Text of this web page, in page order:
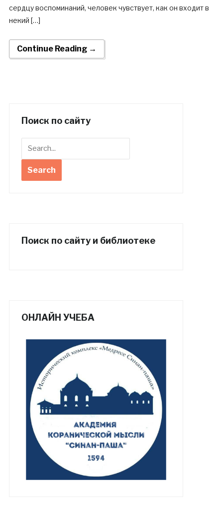
сердцу воспоминаний, человек чувствует, как он входит в
некий […]
Continue Reading →
Поиск по сайту
Поиск по сайту и библиотеке
ОНЛАЙН УЧЕБА